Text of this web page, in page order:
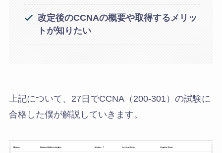
改定後のCCNAの概要や取得するメリッ
トが知りたい
上記について、27日でCCNA（200-301）の試験に
合格した僕が解説していきます。